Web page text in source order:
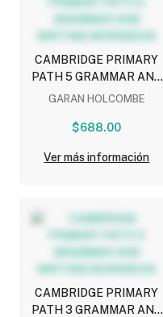
CAMBRIDGE PRIMARY
PATH 5 GRAMMAR AND
WRITING WORKBOOK
GARAN HOLCOMBE
$688.00
Ver más información
CAMBRIDGE PRIMARY
PATH 3 GRAMMAR AND